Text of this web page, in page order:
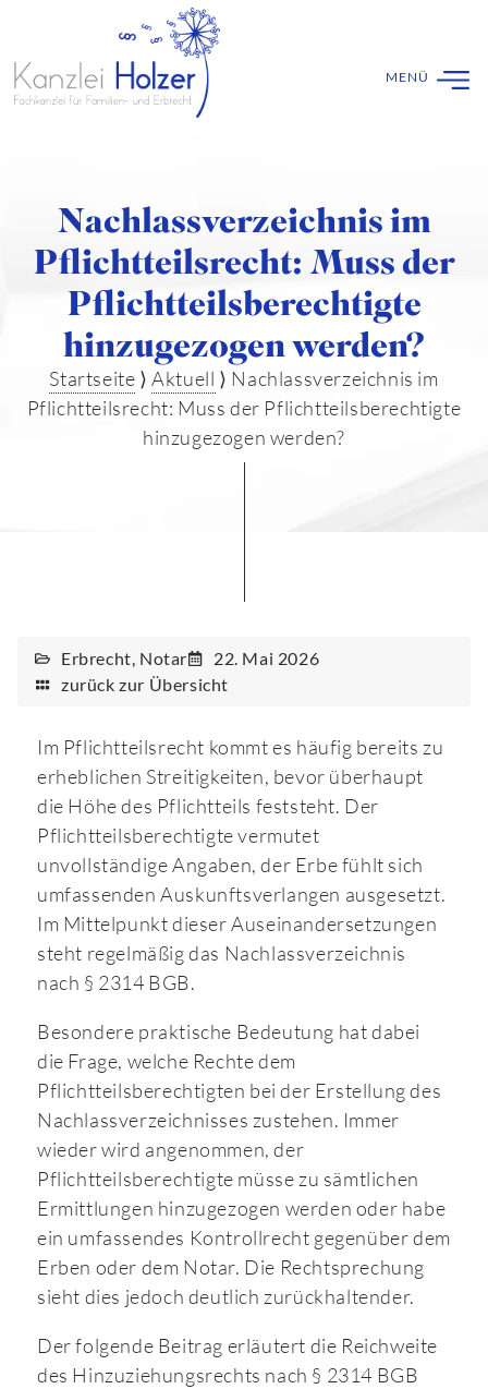
Nachlassverzeichnis im
Pflichtteilsrecht: Muss der
Pflichtteilsberechtigte
hinzugezogen werden?
Startseite ⟩Aktuell ⟩ Nachlassverzeichnis im
Pflichtteilsrecht: Muss der Pflichtteilsberechtigte
hinzugezogen werden?
Erbrecht Notar
22. Mai 2026
zurück zur Übersicht
Im Pflichtteilsrecht kommt es häufig bereits zu
erheblichen Streitigkeiten, bevor überhaupt
die Höhe des Pflichtteils feststeht. Der
Pflichtteilsberechtigte vermutet
unvollständige Angaben, der Erbe fühlt sich
umfassenden Auskunftsverlangen ausgesetzt.
Im Mittelpunkt dieser Auseinandersetzungen
steht regelmäßig das Nachlassverzeichnis
nach § 2314 BGB.
Besondere praktische Bedeutung hat dabei
die Frage, welche Rechte dem
Pflichtteilsberechtigten bei der Erstellung des
Nachlassverzeichnisses zustehen. Immer
wieder wird angenommen, der
Pflichtteilsberechtigte müsse zu sämtlichen
Ermittlungen hinzugezogen werden oder habe
ein umfassendes Kontrollrecht gegenüber dem
Erben oder dem Notar. Die Rechtsprechung
sieht dies jedoch deutlich zurückhaltender.
Der folgende Beitrag erläutert die Reichweite
des Hinzuziehungsrechts nach § 2314 BGB